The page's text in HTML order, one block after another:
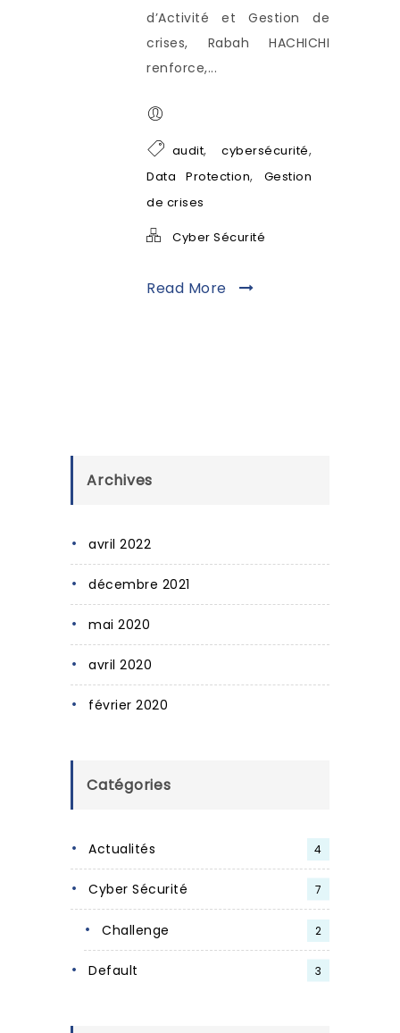
d’Activité et Gestion de
crises, Rabah HACHICHI
renforce,...
audit, cybersécurité,
Data Protection, Gestion
de crises
Cyber Sécurité
Read More
Archives
avril 2022
décembre 2021
mai 2020
avril 2020
février 2020
Catégories
Actualités 4
Cyber Sécurité 7
Challenge 2
Default 3